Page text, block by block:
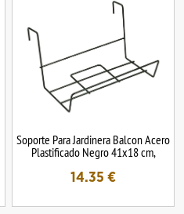
Soporte Para Jardinera Balcon Acero
Plastificado Negro 41x18 cm,
14.35 €